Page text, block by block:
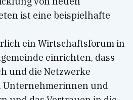
ist eine beispielhafte
ein Wirtschaftsforum in
einrichten, dass
und die Netzwerke
Unternehmerinnen und